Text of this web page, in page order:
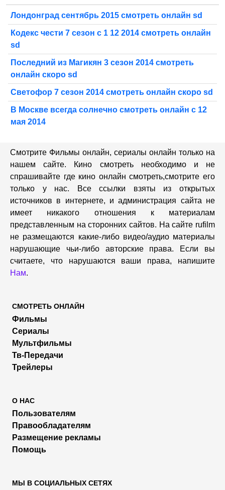
Лондонград сентябрь 2015 смотреть онлайн sd
Кодекс чести 7 сезон с 1 12 2014 смотреть онлайн
sd
Последний из Магикян 3 сезон 2014 смотреть
онлайн скоро sd
Светофор 7 сезон 2014 смотреть онлайн скоро sd
В Москве всегда солнечно смотреть онлайн с 12
мая 2014
Смотрите Фильмы онлайн, сериалы онлайн только на
нашем сайте. Кино смотреть необходимо и не
спрашивайте где кино онлайн смотреть,cмотрите его
только у нас. Все ссылки взяты из открытых
источников в интернете, и администрация сайта не
имеет никакого отношения к материалам
представленным на сторонних сайтов. На сайте rufilm
не размещаются какие-либо видео/аудио материалы
нарушающие чьи-либо авторские права. Если вы
считаете, что нарушаются ваши права, напишите
Нам.
СМОТРЕТЬ ОНЛАЙН
Фильмы
Сериалы
Мультфильмы
Тв-Передачи
Трейлеры
О НАС
Пользователям
Правообладателям
Размещение рекламы
Помощь
МЫ В СОЦИАЛЬНЫХ СЕТЯХ